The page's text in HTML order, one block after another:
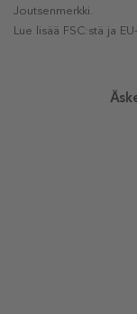
Joutsenmerkki.
Lue lisää FSC:stä ja